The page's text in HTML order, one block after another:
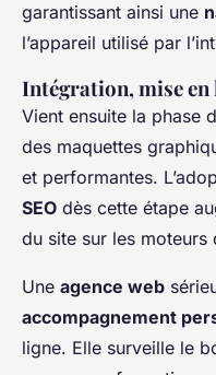
garantissant ainsi une
l’appareil utilisé par
Intégration, mise en
Vient ensuite la phase
des maquettes
et performantes.
SEO dès cette étape
du site sur les moteurs
Une agence web
accompagnement
ligne. Elle surveille le